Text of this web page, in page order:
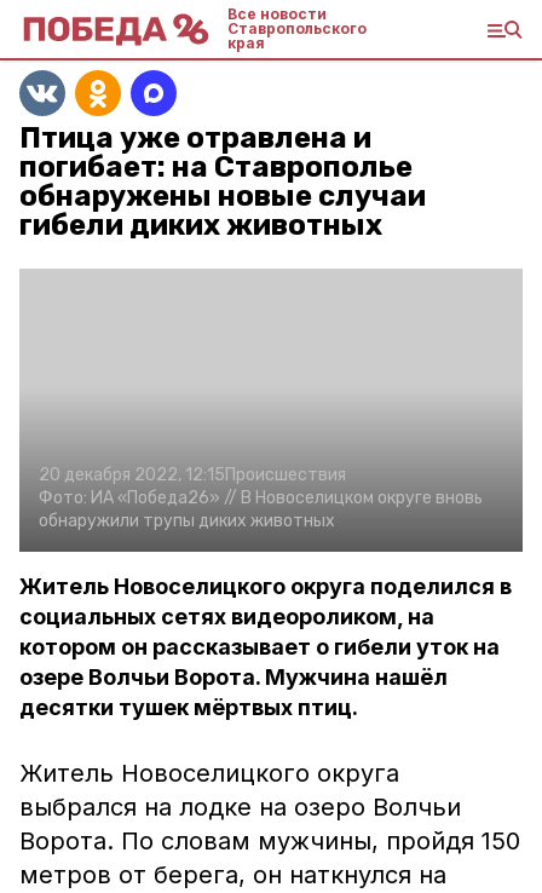
Все новости
Ставропольского
края
Птица уже отравлена и
погибает: на Ставрополье
обнаружены новые случаи
гибели диких животных
20 декабря 2022, 12:15Происшествия
Фото: ИА «Победа26» // В Новоселицком округе вновь
обнаружили трупы диких животных
Житель Новоселицкого округа поделился в
социальных сетях видеороликом, на
котором он рассказывает о гибели уток на
озере Волчьи Ворота. Мужчина нашёл
десятки тушек мёртвых птиц.
Житель Новоселицкого округа
выбрался на лодке на озеро Волчьи
Ворота. По словам мужчины, пройдя 150
метров от берега, он наткнулся на